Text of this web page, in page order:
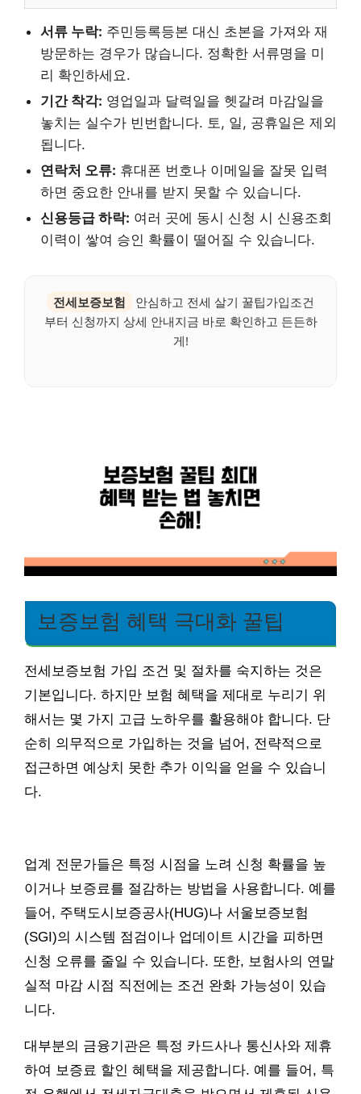
서류 누락: 주민등록등본 대신 초본을 가져와 재
방문하는 경우가 많습니다. 정확한 서류명을 미
리 확인하세요.
기간 착각: 영업일과 달력일을 헷갈려 마감일을
놓치는 실수가 빈번합니다. 토, 일, 공휴일은 제외
됩니다.
연락처 오류: 휴대폰 번호나 이메일을 잘못 입력
하면 중요한 안내를 받지 못할 수 있습니다.
신용등급 하락: 여러 곳에 동시 신청 시 신용조회
이력이 쌓여 승인 확률이 떨어질 수 있습니다.
전세보증보험
안심하고 전세 살기 꿀팁가입조건
부터 신청까지 상세 안내지금 바로 확인하고 든든하
게!
보증보험 혜택 극대화 꿀팁
전세보증보험 가입 조건 및 절차를 숙지하는 것은
기본입니다. 하지만 보험 혜택을 제대로 누리기 위
해서는 몇 가지 고급 노하우를 활용해야 합니다. 단
순히 의무적으로 가입하는 것을 넘어, 전략적으로
접근하면 예상치 못한 추가 이익을 얻을 수 있습니
다.
업계 전문가들은 특정 시점을 노려 신청 확률을 높
이거나 보증료를 절감하는 방법을 사용합니다. 예를
들어, 주택도시보증공사(HUG)나 서울보증보험
(SGI)의 시스템 점검이나 업데이트 시간을 피하면
신청 오류를 줄일 수 있습니다. 또한, 보험사의 연말
실적 마감 시점 직전에는 조건 완화 가능성이 있습
니다.
대부분의 금융기관은 특정 카드사나 통신사와 제휴
하여 보증료 할인 혜택을 제공합니다. 예를 들어, 특